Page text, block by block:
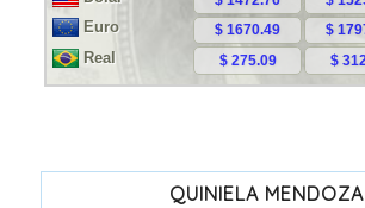
QUINIELA MENDOZA